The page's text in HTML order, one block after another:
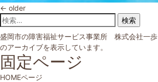
← older
検索:
盛岡市の障害福祉サービス事業所 株式会社一歩
のアーカイブを表示しています。
固定ページ
HOMEページ